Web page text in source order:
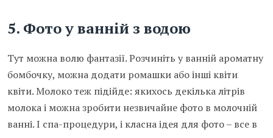
5. Фото у ванній з водою
Тут можна волю фантазії. Розчиніть у ванній ароматну
бомбочку, можна додати ромашки або інші квіти
квіти. Молоко теж підійде: якихось декілька літрів
молока і можна зробити незвичайне фото в молочній
ванні. І спа-процедури, і класна ідея для фото – все в